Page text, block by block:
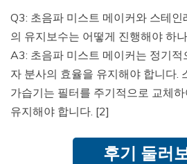
Q3: 초음파 미스트 메이커와 스테인
의 유지보수는 어떻게 진행해야 하
A3: 초음파 미스트 메이커는 정기적
자 분사의 효율을 유지해야 합니다.
가습기는 필터를 주기적으로 교체
유지해야 합니다. [2]
후기 둘러